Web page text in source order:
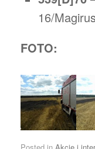
16/
FOTO: